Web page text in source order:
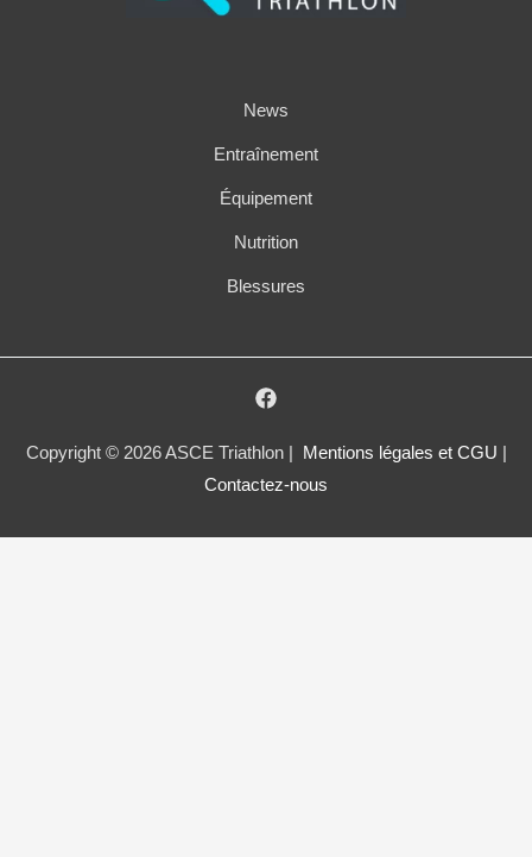
News
Entraînement
Équipement
Nutrition
Blessures
Copyright © 2026 ASCE Triathlon | Mentions légales et CGU
Contactez-nous